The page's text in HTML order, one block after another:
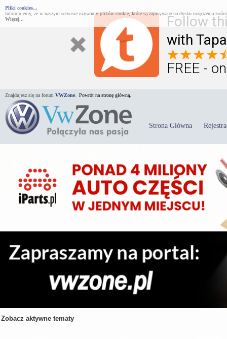
Follow
with
FREE -
Pliki cookies...
Informujemy, że w naszym serwisie używamy plików cookie, które są zapisywane na dysku urządzenia
Więcej...
Znajdujesz się na forum VWZone Powrót na stronę główną.
Strona Główna
Zobacz aktywne tematy